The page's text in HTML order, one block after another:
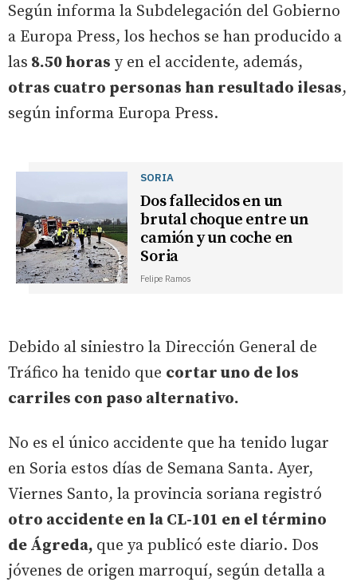
Según informa la Subdelegación del Gobierno
a Europa Press, los hechos se han producido a
las 8.50 horas y en el accidente, además,
otras cuatro personas han resultado ilesas,
según informa Europa Press.
SORIA
Dos fallecidos en un
brutal choque entre un
camión y un coche en
Soria
Felipe Ramos
Debido al siniestro la Dirección General de
Tráfico ha tenido que cortar uno de los
carriles con paso alternativo.
No es el único accidente que ha tenido lugar
en Soria estos días de Semana Santa. Ayer,
Viernes Santo, la provincia soriana registró
otro accidente en la CL-101 en el término
de Ágreda, que ya publicó este diario. Dos
jóvenes de origen marroquí, según detalla a